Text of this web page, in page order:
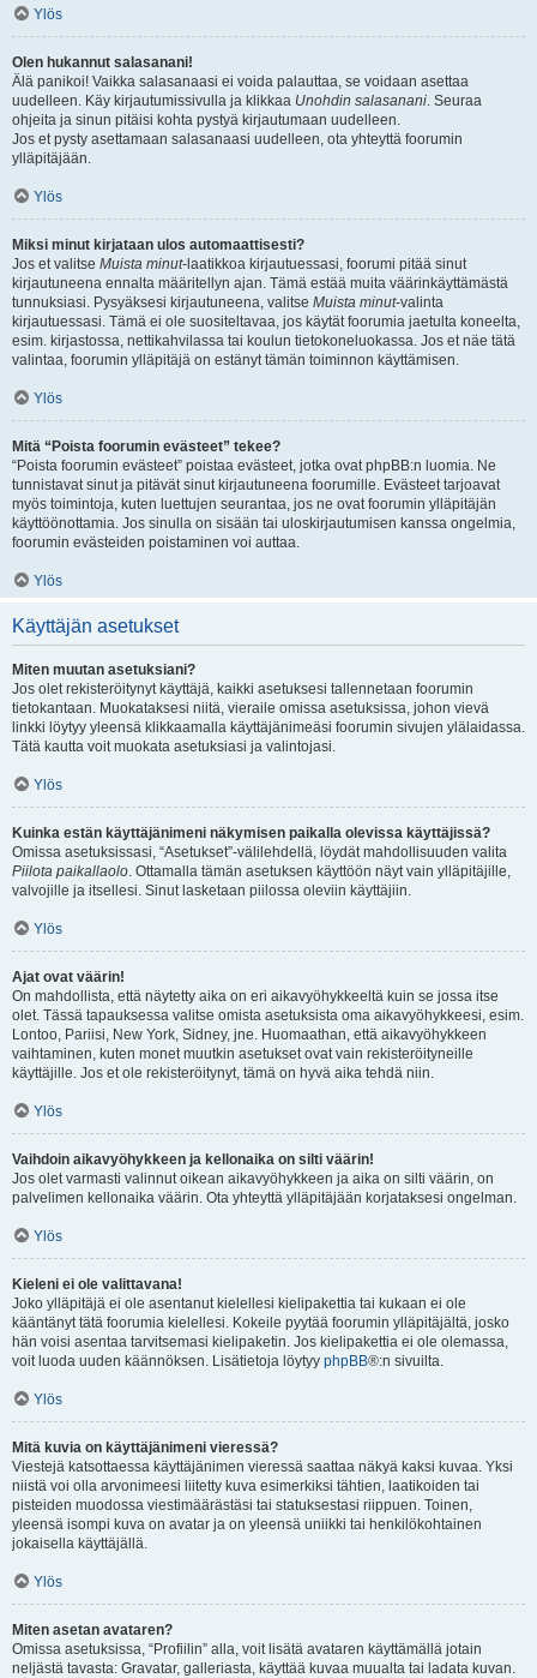
Ylös
Olen hukannut salasanani!
Älä panikoi! Vaikka salasanaasi ei voida palauttaa, se voidaan asettaa
uudelleen. Käy kirjautumissivulla ja klikkaa Unohdin salasanani. Seuraa
ohjeita ja sinun pitäisi kohta pystyä kirjautumaan uudelleen.
Jos et pysty asettamaan salasanaasi uudelleen, ota yhteyttä foorumin
ylläpitäjään.
Ylös
Miksi minut kirjataan ulos automaattisesti?
Jos et valitse Muista minut-laatikkoa kirjautuessasi, foorumi pitää sinut
kirjautuneena ennalta määritellyn ajan. Tämä estää muita väärinkäyttämästä
tunnuksiasi. Pysyäksesi kirjautuneena, valitse Muista minut-valinta
kirjautuessasi. Tämä ei ole suositeltavaa, jos käytät foorumia jaetulta koneelta,
esim. kirjastossa, nettikahvilassa tai koulun tietokoneluokassa. Jos et näe tätä
valintaa, foorumin ylläpitäjä on estänyt tämän toiminnon käyttämisen.
Ylös
Mitä “Poista foorumin evästeet” tekee?
“Poista foorumin evästeet” poistaa evästeet, jotka ovat phpBB:n luomia. Ne
tunnistavat sinut ja pitävät sinut kirjautuneena foorumille. Evästeet tarjoavat
myös toimintoja, kuten luettujen seurantaa, jos ne ovat foorumin ylläpitäjän
käyttöönottamia. Jos sinulla on sisään tai uloskirjautumisen kanssa ongelmia,
foorumin evästeiden poistaminen voi auttaa.
Ylös
Käyttäjän asetukset
Miten muutan asetuksiani?
Jos olet rekisteröitynyt käyttäjä, kaikki asetuksesi tallennetaan foorumin
tietokantaan. Muokataksesi niitä, vieraile omissa asetuksissa, johon vievä
linkki löytyy yleensä klikkaamalla käyttäjänimeäsi foorumin sivujen ylälaidassa.
Tätä kautta voit muokata asetuksiasi ja valintojasi.
Ylös
Kuinka estän käyttäjänimeni näkymisen paikalla olevissa käyttäjissä?
Omissa asetuksissasi, “Asetukset”-välilehdellä, löydät mahdollisuuden valita
Piilota paikallaolo. Ottamalla tämän asetuksen käyttöön näyt vain ylläpitäjille,
valvojille ja itsellesi. Sinut lasketaan piilossa oleviin käyttäjiin.
Ylös
Ajat ovat väärin!
On mahdollista, että näytetty aika on eri aikavyöhykkeeltä kuin se jossa itse
olet. Tässä tapauksessa valitse omista asetuksista oma aikavyöhykkeesi, esim.
Lontoo, Pariisi, New York, Sidney, jne. Huomaathan, että aikavyöhykkeen
vaihtaminen, kuten monet muutkin asetukset ovat vain rekisteröityneille
käyttäjille. Jos et ole rekisteröitynyt, tämä on hyvä aika tehdä niin.
Ylös
Vaihdoin aikavyöhykkeen ja kellonaika on silti väärin!
Jos olet varmasti valinnut oikean aikavyöhykkeen ja aika on silti väärin, on
palvelimen kellonaika väärin. Ota yhteyttä ylläpitäjään korjataksesi ongelman.
Ylös
Kieleni ei ole valittavana!
Joko ylläpitäjä ei ole asentanut kielellesi kielipakettia tai kukaan ei ole
kääntänyt tätä foorumia kielellesi. Kokeile pyytää foorumin ylläpitäjältä, josko
hän voisi asentaa tarvitsemasi kielipaketin. Jos kielipakettia ei ole olemassa,
voit luoda uuden käännöksen. Lisätietoja löytyy phpBB®:n sivuilta.
Ylös
Mitä kuvia on käyttäjänimeni vieressä?
Viestejä katsottaessa käyttäjänimen vieressä saattaa näkyä kaksi kuvaa. Yksi
niistä voi olla arvonimeesi liitetty kuva esimerkiksi tähtien, laatikoiden tai
pisteiden muodossa viestimäärästäsi tai statuksestasi riippuen. Toinen,
yleensä isompi kuva on avatar ja on yleensä uniikki tai henkilökohtainen
jokaisella käyttäjällä.
Ylös
Miten asetan avataren?
Omissa asetuksissa, “Profiilin” alla, voit lisätä avataren käyttämällä jotain
neljästä tavasta: Gravatar, galleriasta, käyttää kuvaa muualta tai ladata kuvan.